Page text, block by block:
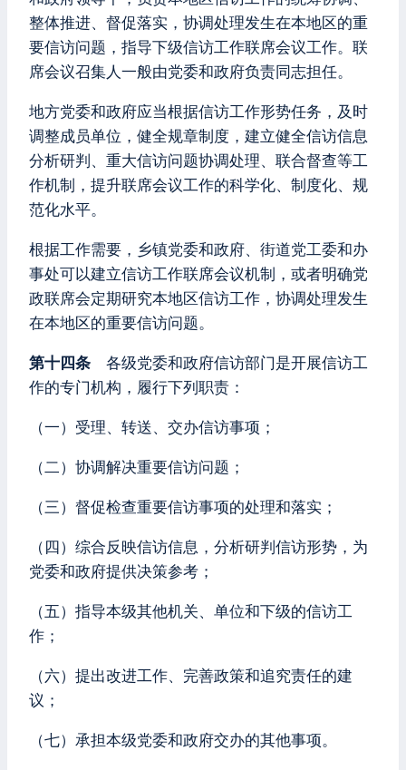
整体推进、督促落实，协调处理发生在本地区的重
要信访问题，指导下级信访工作联席会议工作。联
席会议召集人一般由党委和政府负责同志担任。
地方党委和政府应当根据信访工作形势任务，及时
调整成员单位，健全规章制度，建立健全信访信息
分析研判、重大信访问题协调处理、联合督查等工
作机制，提升联席会议工作的科学化、制度化、规
范化水平。
根据工作需要，乡镇党委和政府、街道党工委和办
事处可以建立信访工作联席会议机制，或者明确党
政联席会定期研究本地区信访工作，协调处理发生
在本地区的重要信访问题。
第十四条 各级党委和政府信访部门是开展信访工
作的专门机构，履行下列职责：
（一）受理、转送、交办信访事项；
（二）协调解决重要信访问题；
（三）督促检查重要信访事项的处理和落实；
（四）综合反映信访信息，分析研判信访形势，为
党委和政府提供决策参考；
（五）指导本级其他机关、单位和下级的信访工
作；
（六）提出改进工作、完善政策和追究责任的建
议；
（七）承担本级党委和政府交办的其他事项。